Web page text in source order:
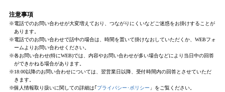
注意事項
※電話でのお問い合わせが大変増えており、つながりにくいなどご迷惑をお掛けすることが
あります。
※電話でのお問い合わせで話中の場合は、時間を置いて掛けなおしていただくか、WEBフォ
ームよりお問い合わせください。
※各お問い合わせ(特にWEB)では、内容やお問い合わせが多い場合などにより当日中の回答
ができかねる場合があります。
※18:00以降のお問い合わせについては、翌営業日以降、受付時間内の回答とさせていただ
きます。
※個人情報取り扱いに関しての詳細は｢プライバシー･ポリシー 」をご覧ください。